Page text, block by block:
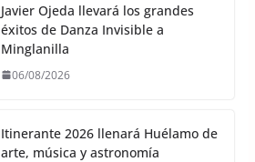
Javier Ojeda llevará los grandes
éxitos de Danza Invisible a
Minglanilla
06/08/2026
Itinerante 2026 llenará Huélamo de
arte, música y astronomía